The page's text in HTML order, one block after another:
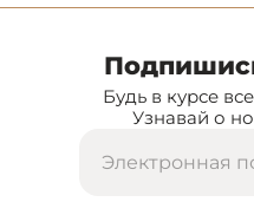
Будь в курсе
Узнавай о